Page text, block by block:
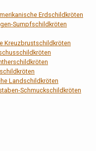
Erdschildkröten
Sumpfschildkröten
Kreuzbrustschildkröten
Landschildkröten
Schmuckschildkröten